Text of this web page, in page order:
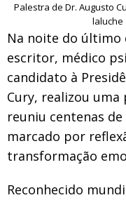
Palestra de Dr. Augusto
laluche
Na noite do último
escritor, médico
candidato à
Cury, realizou
reuniu centenas
marcado por
transformação
Reconhecido